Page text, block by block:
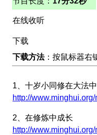
在线收听
下载
下载方法：按鼠标器右
1、十岁小同修在大法
http://
2、在修炼中成长
http://